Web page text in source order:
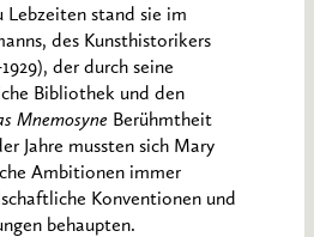
Lebzeiten stand sie im
des Kunsthistorikers
der durch seine
Bibliothek und den
Mnemosyne Berühmtheit
Jahre mussten sich Mary
Ambitionen immer
Konventionen und
behaupten.